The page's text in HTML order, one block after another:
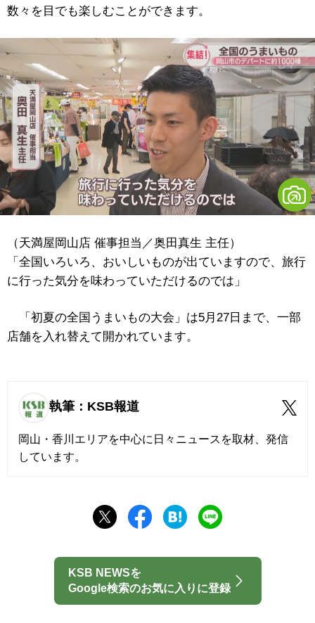
数々を目でも楽しむことができます。
（天満屋岡山店 催事担当／奥田真生 主任）
「全国いろいろ、おいしいものが出ていますので、旅行
に行った気分を味わっていただけるのでは」
「初夏の全国うまいもの大会」は5月27日まで、一部
店舗を入れ替えて開かれています。
執筆：KSB報道
岡山・香川エリアを中心に日々ニュースを取材、発信
しています。
KSB NEWSを
Google検索のお気に入りに登録